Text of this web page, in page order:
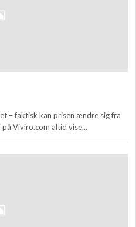
– faktisk kan prisen ændre sig fra
Viviro.com altid vise...